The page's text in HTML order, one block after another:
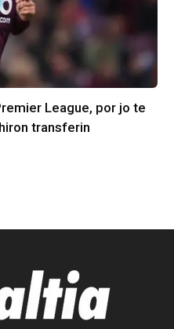
League, por jo te
transferin